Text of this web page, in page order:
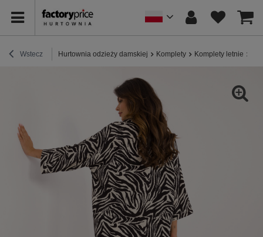
Wstecz Hurtownia odzieży damskiej Komplety Komplety letnie